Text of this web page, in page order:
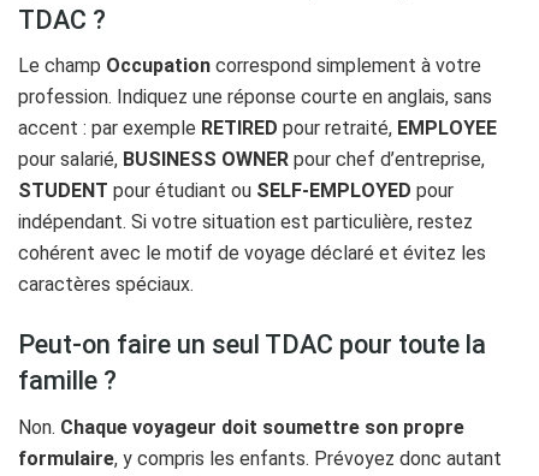
TDAC ?
Le champ Occupation correspond simplement à votre
profession. Indiquez une réponse courte en anglais, sans
accent : par exemple RETIRED pour retraité, EMPLOYEE
pour salarié, BUSINESS OWNER pour chef d’entreprise,
STUDENT pour étudiant ou SELF-EMPLOYED pour
indépendant. Si votre situation est particulière, restez
cohérent avec le motif de voyage déclaré et évitez les
caractères spéciaux.
Peut-on faire un seul TDAC pour toute la
famille ?
Non. Chaque voyageur doit soumettre son propre
formulaire, y compris les enfants. Prévoyez donc autant